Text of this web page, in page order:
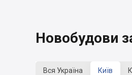
Новобудови
Вся Україна Київ